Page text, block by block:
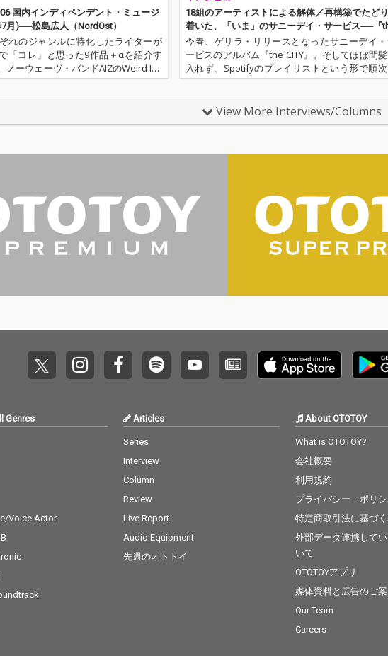
国内インディペンデント・ミュージ
月)──松島広人（NordOst）
れのジャンルに特化したライターが
「コレ」と思った9作品＋αを紹介す
ノーウェーヴ・バンドAIZのWeird Ins
/ライターのNord Ost（松島広人）
18組のアーティストによる解体／再構築でたどり
着いた、「いま」のサニーデイ・サービス──『
SEA』配信開始
今春、ゲリラ・リリースとなったサニーデイ
ービスのアルバム『the CITY』。そしてほぼ間
入れず、Spotifyのプレイリストという形で順次
表された『the CITY』収録楽曲のリミックス・
View More Interviews/Columns
Genres
Voice Actor
Articles
Series
Interview
Column
Review
Live Report
Audio Equipment
先週のオトトイ
About OTOTOY
What is OTOTOY?
会社概要
利用規約
プライバシー・ポリ
特定商取引法に基づ
外部データ連携して
いて
OTOTOYアプリ
媒体資料と広告のご
Our Team
Careers